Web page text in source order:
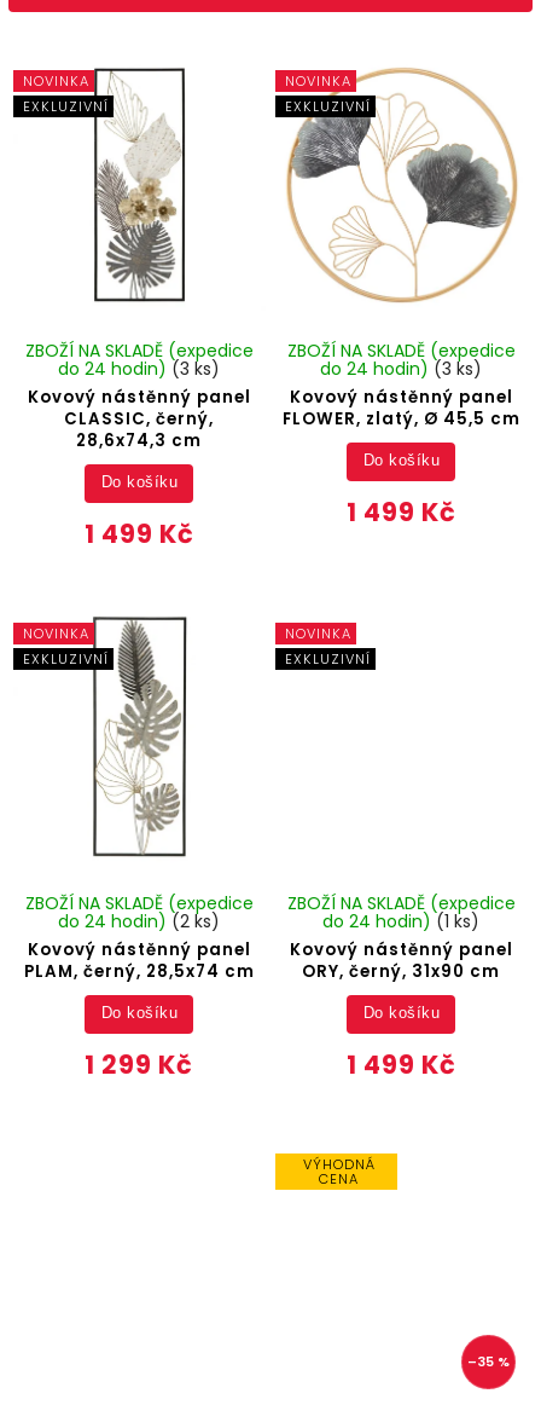
Abecedně
NOVINKA
EXKLUZIVNÍ
Kovový nástěnný panel
CLASSIC, černý,
28,6x74,3 cm
ZBOŽÍ NA SKLADĚ (expedice
do 24 hodin) (3 ks)
1 499 Kč
Do košíku
NOVINKA
EXKLUZIVNÍ
Kovový nástěnný panel
FLOWER, zlatý, Ø 45,5 cm
ZBOŽÍ NA SKLADĚ (expedice
do 24 hodin) (3 ks)
1 499 Kč
Do košíku
NOVINKA
EXKLUZIVNÍ
Kovový nástěnný panel
PLAM, černý, 28,5x74 cm
ZBOŽÍ NA SKLADĚ (expedice
do 24 hodin) (2 ks)
1 299 Kč
Do košíku
NOVINKA
EXKLUZIVNÍ
Kovový nástěnný panel
ORY, černý, 31x90 cm
ZBOŽÍ NA SKLADĚ (expedice
do 24 hodin)(1 ks)
1 499 Kč
Do košíku
VÝHODNÁ
CENA
–35 %